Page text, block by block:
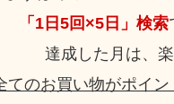
「1日5回×5日」検索
達成した月は、
てのお買い物がポイン